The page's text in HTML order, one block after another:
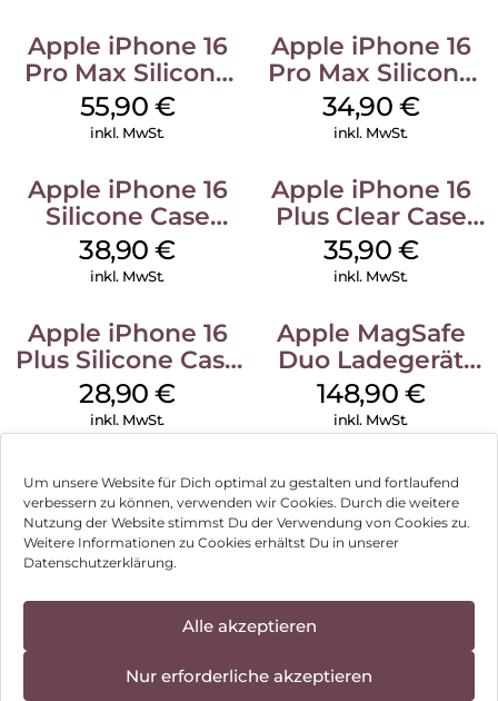
Um unsere Website für Dich optimal zu gestalten und fortlaufend
verbessern zu können, verwenden wir Cookies. Durch die weitere
Nutzung der Website stimmst Du der Verwendung von Cookies zu.
Weitere Informationen zu Cookies erhältst Du in unserer
Datenschutzerklärung.
Alle akzeptieren
Nur erforderliche akzeptieren
Apple iPhone 16
Pro Max Silicone
Case MagSafe
Stone Gray
55,90 €
inkl. MwSt.
Apple iPhone 16
Pro Max Silicone
Case MagSafe
Denim
34,90 €
inkl. MwSt.
Apple iPhone 16
Silicone Case
MagSafe
Ultramarine
38,90€
inkl. MwSt.
Apple iPhone 16
Plus Clear Case
MagSafe
Transparent
35,90 €
inkl. MwSt.
Apple iPhone 16
Plus Silicone Case
MagSafe Black
28,90€
inkl. MwSt.
Apple MagSafe
Duo Ladegerät
Weiß
148,90 €
inkl. MwSt.
Impressum